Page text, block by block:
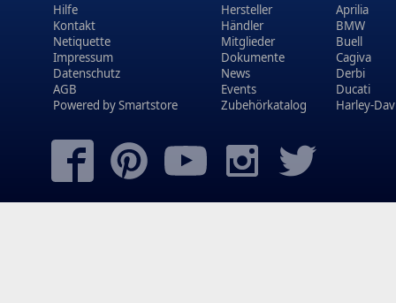
Hilfe
Kontakt
Netiquette
Impressum
Datenschutz
AGB
Powered bySmartstore
Hersteller
Händler
Mitglieder
Dokumente
News
Events
Zubehörkatalog
Aprilia
BMW
Buell
Cagiva
Derbi
Ducati
Harley-